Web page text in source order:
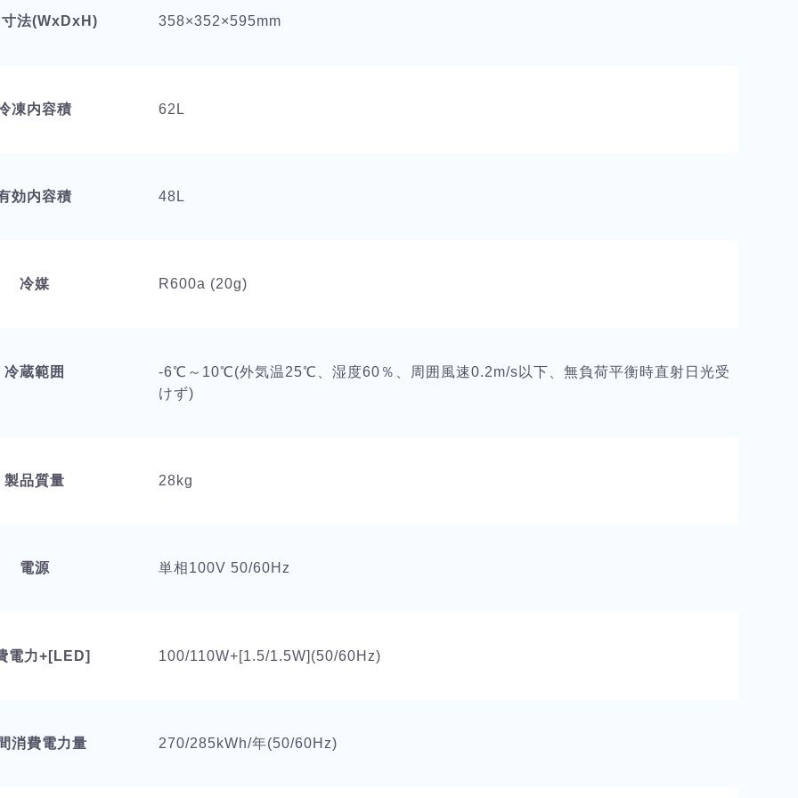
法(WxDxH) 358×352×595mm
凍内容積 62L
効内容積 48L
冷媒 R600a (20g)
冷蔵範囲
-6℃～10℃(外気温25℃、湿度60％、周囲風速0.2m/s以下、無負荷平衡時直射日光受
けず)
製品質量 28kg
電源 単相100V 50/60Hz
電力+[LED] 100/110W+[1.5/1.5W](50/60Hz)
消費電力量 270/285kWh/年(50/60Hz)